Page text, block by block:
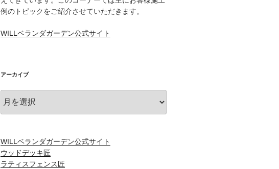
例のトピックをご紹介させていただきます。
WILLベランダガーデン公式サイト
アーカイブ
ー
ブ
WILLベランダガーデン公式サイト
ウッドデッキ匠
ラティスフェンス匠